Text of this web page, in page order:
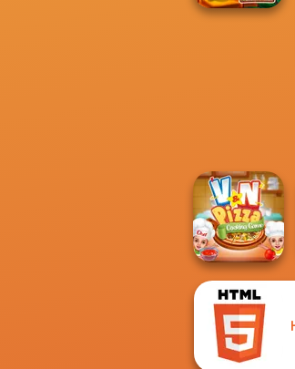
V And N Pizza
Cooking Game